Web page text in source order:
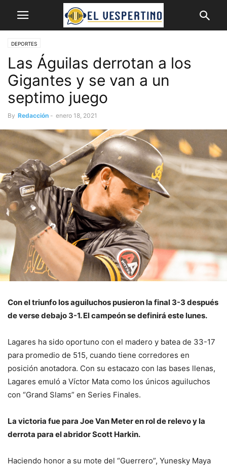
DEPORTES
Las Águilas derrotan a los
Gigantes y se van a un
septimo juego
By Redacción - enero 18, 2021
Con el triunfo los aguiluchos pusieron la final 3-3 después
de verse debajo 3-1. El campeón se definirá este lunes.
Lagares ha sido oportuno con el madero y batea de 33-17
para promedio de 515, cuando tiene corredores en
posición anotadora. Con su estacazo con las bases llenas,
Lagares emuló a Víctor Mata como los únicos aguiluchos
con “Grand Slams” en Series Finales.
La victoria fue para Joe Van Meter en rol de relevo y la
derrota para el abridor Scott Harkin.
Haciendo honor a su mote del “Guerrero”, Yunesky Maya